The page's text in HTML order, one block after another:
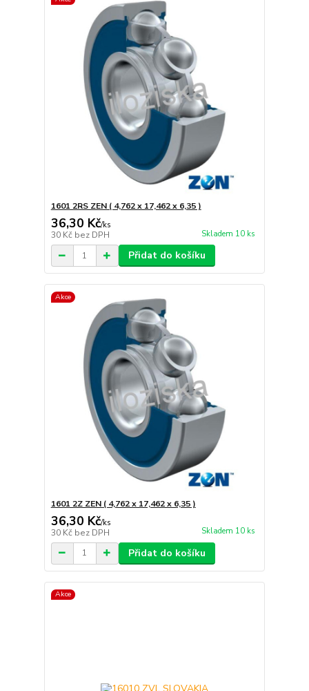
1601 2RS ZEN ( 4,762 x 17,462 x 6,35 )
36,30 Kč/ks
30 Kč bez DPH Skladem 10 ks
Přidat do košíku
Akce
1601 2Z ZEN ( 4,762 x 17,462 x 6,35 )
36,30 Kč/ks
30 Kč bez DPH Skladem 10 ks
Přidat do košíku
Akce